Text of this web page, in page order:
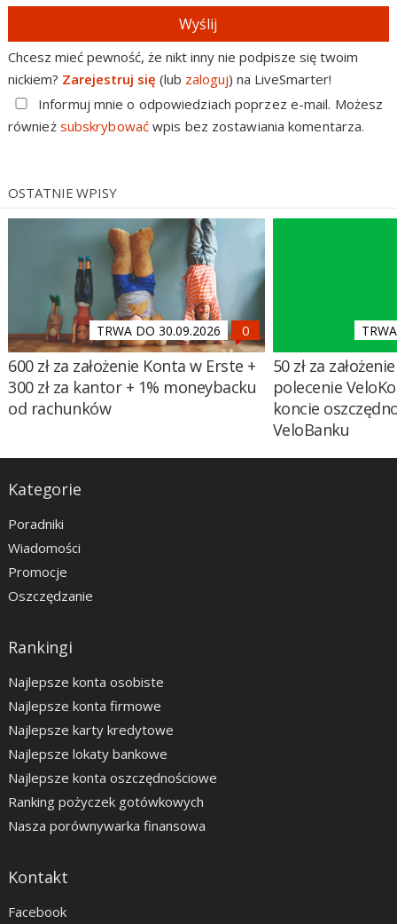
Wyślij
Chcesz mieć pewność, że nikt inny nie podpisze się twoim
nickiem? Zarejestruj się (lub zaloguj) na LiveSmarter!
Informuj mnie o odpowiedziach poprzez e-mail. Możesz
również subskrybowaćwpis bez zostawiania komentarza.
OSTATNIE WPISY
TRWA DO 30.09.2026
600 zł za założenie Konta w Erste +
300 zł za kantor + 1% moneybacku
od rachunków
50 zł za
polecenie
koncie
VeloBanku
Kategorie
Poradniki
Wiadomości
Promocje
Oszczędzanie
Rankingi
Najlepsze konta osobiste
Najlepsze konta firmowe
Najlepsze karty kredytowe
Najlepsze lokaty bankowe
Najlepsze konta oszczędnościowe
Ranking pożyczek gotówkowych
Nasza porównywarka finansowa
Kontakt
Facebook